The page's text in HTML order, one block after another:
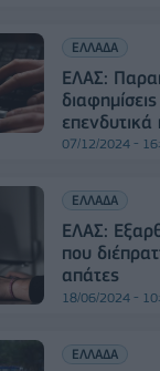
ΕΛΛΑΔΑ
ΕΛΑΣ:
07/12/2024 -
ΕΛΛΑΔΑ
ΕΛΑΣ:
που
απάτες
18/06/2024 -
ΕΛΛΑΔΑ